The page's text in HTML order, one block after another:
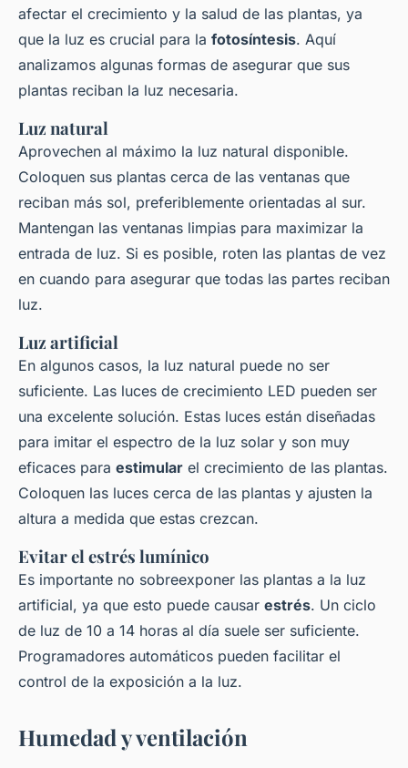
afectar el crecimiento y la salud de las plantas, ya
que la luz es crucial para la fotosíntesis. Aquí
analizamos algunas formas de asegurar que sus
plantas reciban la luz necesaria.
Luz natural
Aprovechen al máximo la luz natural disponible.
Coloquen sus plantas cerca de las ventanas que
reciban más sol, preferiblemente orientadas al sur.
Mantengan las ventanas limpias para maximizar la
entrada de luz. Si es posible, roten las plantas de vez
en cuando para asegurar que todas las partes reciban
luz.
Luz artificial
En algunos casos, la luz natural puede no ser
suficiente. Las luces de crecimiento LED pueden ser
una excelente solución. Estas luces están diseñadas
para imitar el espectro de la luz solar y son muy
eficaces para estimular el crecimiento de las plantas.
Coloquen las luces cerca de las plantas y ajusten la
altura a medida que estas crezcan.
Evitar el estrés lumínico
Es importante no sobreexponer las plantas a la luz
artificial, ya que esto puede causar estrés. Un ciclo
de luz de 10 a 14 horas al día suele ser suficiente.
Programadores automáticos pueden facilitar el
control de la exposición a la luz.
Humedad y ventilación